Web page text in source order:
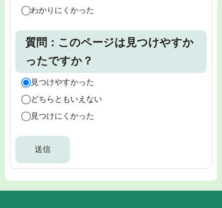
わかりにくかった
質問：このページは見つけやすか
ったですか？
見つけやすかった
どちらともいえない
見つけにくかった